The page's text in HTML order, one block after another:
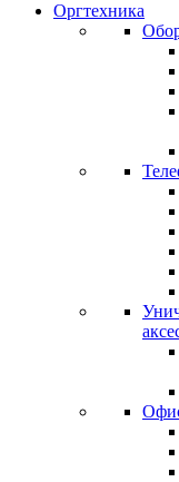
Оргтехника